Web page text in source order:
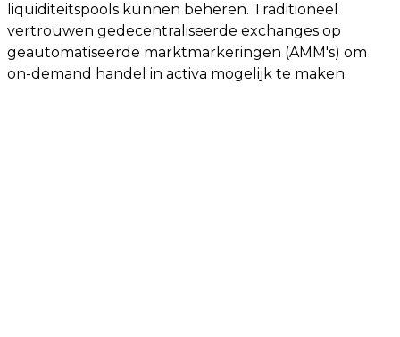
liquiditeitspools kunnen beheren. Traditioneel
vertrouwen gedecentraliseerde exchanges op
geautomatiseerde marktmarkeringen (AMM's) om
on-demand handel in activa mogelijk te maken.